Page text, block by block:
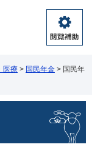
閲
覧
助
医療 > 国民年金 > 国民年